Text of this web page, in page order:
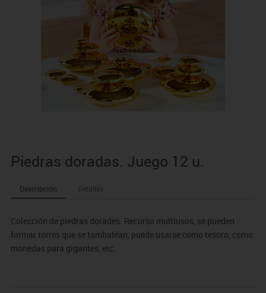
Piedras doradas. Juego 12 u.
Descripción Detalles
Colección de piedras dorades. Recurso multiusos, se pueden
formar torres que se tambalean, puede usarse como tesoro, como
monedas para gigantes, etc.